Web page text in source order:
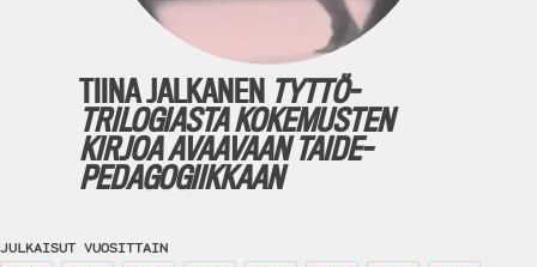
TIINA JALKANEN TYTTÖ­
TRILOGIASTA KOKEMUSTEN
KIRJOA AVAAVAAN TAIDE­
PEDAGOGIIKKAAN
JULKAISUT VUOSITTAIN